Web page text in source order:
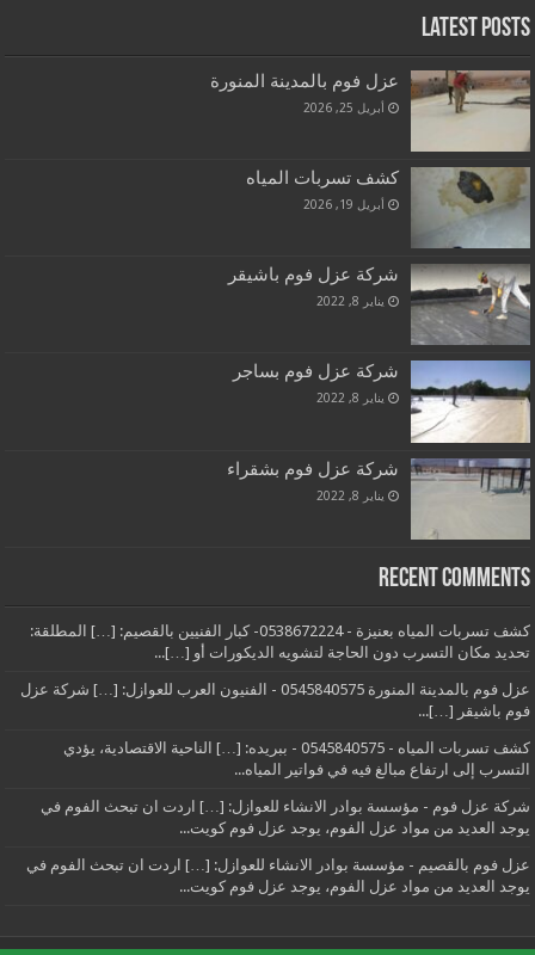
Latest Posts
عزل فوم بالمدينة المنورة
أبريل 25, 2026
كشف تسربات المياه
أبريل 19, 2026
شركة عزل فوم باشيقر
يناير 8, 2022
شركة عزل فوم بساجر
يناير 8, 2022
شركة عزل فوم بشقراء
يناير 8, 2022
Recent Comments
كشف تسربات المياه بعنيزة - 0538672224- كبار الفنيين بالقصيم: […] المطلقة:
تحديد مكان التسرب دون الحاجة لتشويه الديكورات أو […]...
عزل فوم بالمدينة المنورة 0545840575 - الفنيون العرب للعوازل: […] شركة عزل
فوم باشيقر […]...
كشف تسربات المياه - 0545840575 - ببريده: […] الناحية الاقتصادية، يؤدي
التسرب إلى ارتفاع مبالغ فيه في فواتير المياه...
شركة عزل فوم - مؤسسة بوادر الانشاء للعوازل: […] اردت ان تبحث الفوم في
يوجد العديد من مواد عزل الفوم، يوجد عزل فوم كويت...
عزل فوم بالقصيم - مؤسسة بوادر الانشاء للعوازل: […] اردت ان تبحث الفوم في
يوجد العديد من مواد عزل الفوم، يوجد عزل فوم كويت...